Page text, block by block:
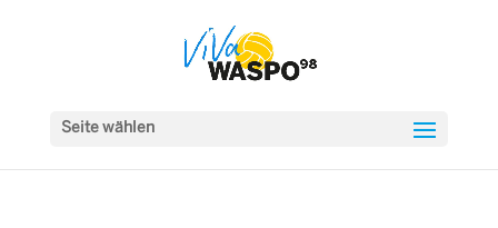
Seite wählen